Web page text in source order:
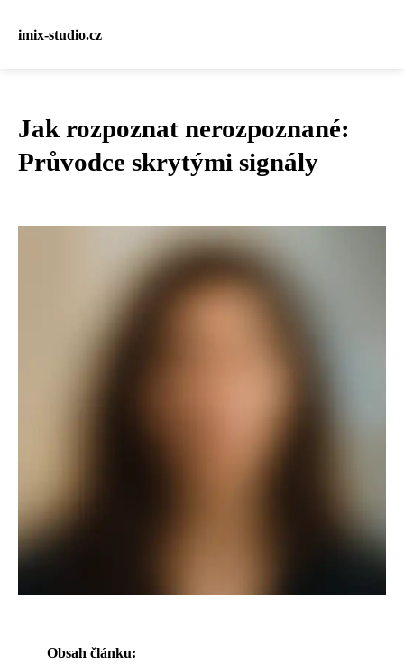
imix-studio.cz
Jak rozpoznat nerozpoznané:
Průvodce skrytými signály
Obsah článku: